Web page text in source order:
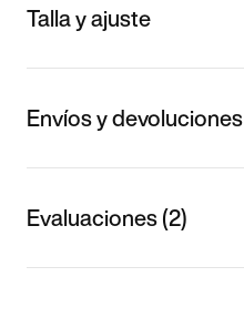
Talla y ajuste
Envíos y devoluciones
Evaluaciones (2)